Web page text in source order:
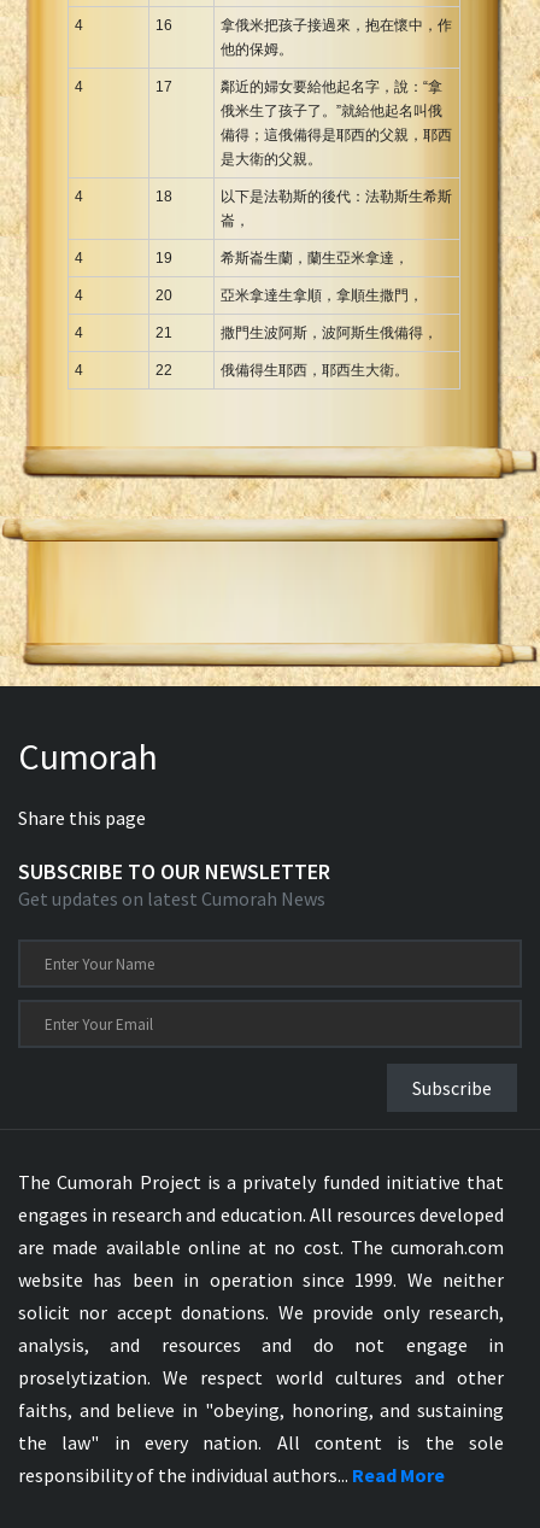
4 16
拿俄米把孩子接過來，抱在懷中，作
他的保姆。
4 17
鄰近的婦女要給他起名字，說：“拿
俄米生了孩子了。”就給他起名叫俄
備得；這俄備得是耶西的父親，耶西
是大衛的父親。
4 18
以下是法勒斯的後代：法勒斯生希斯
崙，
4 19 希斯崙生蘭，蘭生亞米拿達，
4 20 亞米拿達生拿順，拿順生撒門，
4 21 撒門生波阿斯，波阿斯生俄備得，
4 22 俄備得生耶西，耶西生大衛。
Cumorah
Share this page
SUBSCRIBE TO OUR NEWSLETTER
Get updates on latest Cumorah News
Subscribe
The Cumorah Project is a privately funded initiative that
engages in research and education. All resources developed
are made available online at no cost. The cumorah.com
website has been in operation since 1999. We neither
solicit nor accept donations. We provide only research,
analysis, and resources and do not engage in
proselytization. We respect world cultures and other
faiths, and believe in "obeying, honoring, and sustaining
the law" in every nation. All content is the sole
responsibility of the individual authors... Read More